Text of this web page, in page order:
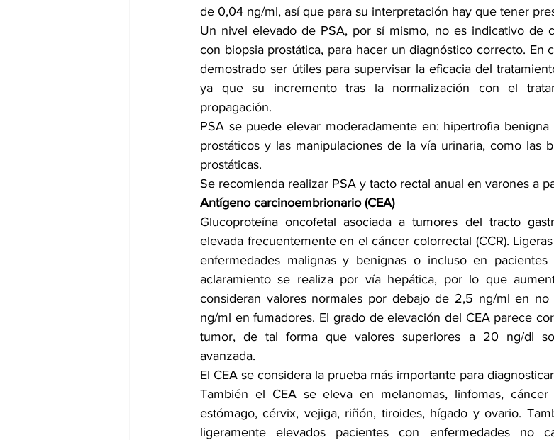
de 0,04 ng/ml, así que para su interpretación hay que tener
Un nivel elevado de PSA, por sí mismo, no es indicativo de
con biopsia prostática, para hacer un diagnóstico correcto. En
demostrado ser útiles para supervisar la eficacia del
ya que su incremento tras la normalización con el
propagación.
PSA se puede elevar moderadamente en: hipertrofia benigna
prostáticos y las manipulaciones de la vía urinaria, como las
prostáticas.
Se recomienda realizar PSA y tacto rectal anual en varones a
Antígeno carcinoembrionario (CEA)
Glucoproteína oncofetal asociada a tumores del tracto
elevada frecuentemente en el cáncer colorrectal (CCR).
enfermedades malignas y benignas o incluso en
aclaramiento se realiza por vía hepática, por lo que
consideran valores normales por debajo de 2,5 ng/ml en
ng/ml en fumadores. El grado de elevación del CEA parece
tumor, de tal forma que valores superiores a 20 ng/dl
avanzada.
El CEA se considera la prueba más importante para
También el CEA se eleva en melanomas, linfomas,
estómago, cérvix, vejiga, riñón, tiroides, hígado y ovario.
ligeramente elevados pacientes con enfermedades no